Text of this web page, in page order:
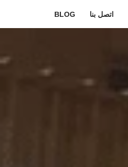
اتصل بنا BLOG